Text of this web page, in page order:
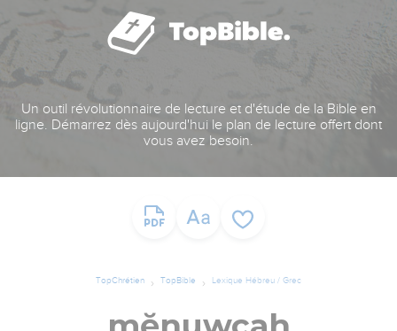
Un outil révolutionnaire de lecture et d'étude de la Bible en
ligne. Démarrez dès aujourd'hui le plan de lecture offert dont
vous avez besoin.
TopChrétien TopBible Lexique Hébreu / Grec